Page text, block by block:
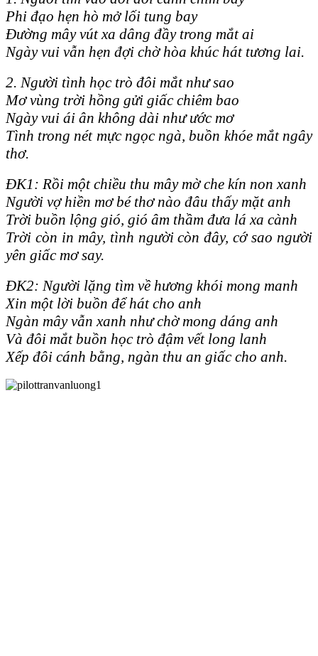
Phi đạo hẹn hò mở lối tung bay
Đường mây vút xa dâng đầy trong mắt ai
Ngày vui vẫn hẹn đợi chờ hòa khúc hát tương lai.
2. Người tình học trò đôi mắt như sao
Mơ vùng trời hồng gửi giấc chiêm bao
Ngày vui ái ân không dài như ước mơ
Tình trong nét mực ngọc ngà, buồn khóe mắt ngây
thơ.
ĐK1: Rồi một chiều thu mây mờ che kín non xanh
Người vợ hiền mơ bé thơ nào đâu thấy mặt anh
Trời buồn lộng gió, gió âm thầm đưa lá xa cành
Trời còn in mây, tình người còn đây, cớ sao người
yên giấc mơ say.
ĐK2: Người lặng tìm về hương khói mong manh
Xin một lời buồn để hát cho anh
Ngàn mây vẫn xanh như chờ mong dáng anh
Và đôi mắt buồn học trò đậm vết long lanh
Xếp đôi cánh bằng, ngàn thu an giấc cho anh.